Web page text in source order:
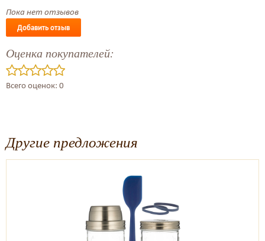
Пока нет отзывов
Добавить отзыв
Оценка покупателей:
Всего оценок: 0
Другие предложения